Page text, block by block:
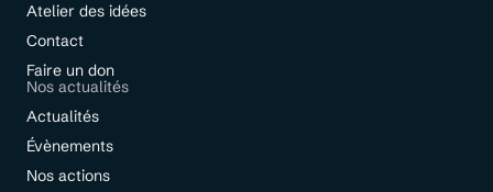
Atelier des idées
Contact
Faire un don
Nos actualités
Actualités
Évènements
Nos actions